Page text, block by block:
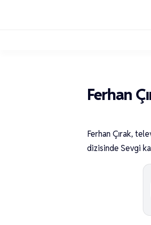
Ferhan
Ferhan Çırak,
dizisinde Sevgi